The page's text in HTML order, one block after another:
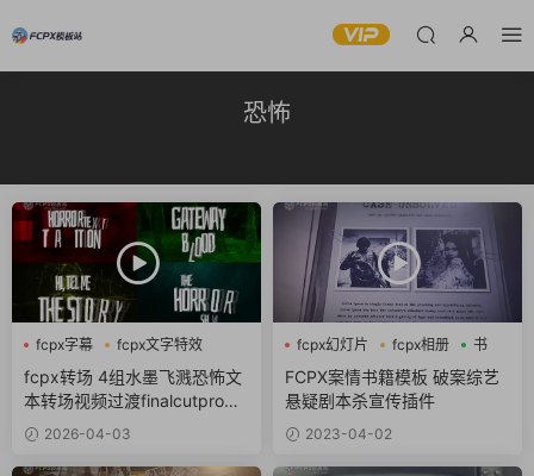
恐怖
fcpx字幕
fcpx文字特效
fcpx标题
fcpx转场 4组水墨飞溅恐怖文
本转场视频过渡finalcutpro插
件 2026-04-03
fcpx幻灯片 fcpx相册 书
FCPX案情书籍模板 破案综艺
悬疑剧本杀宣传插件
2023-04-02